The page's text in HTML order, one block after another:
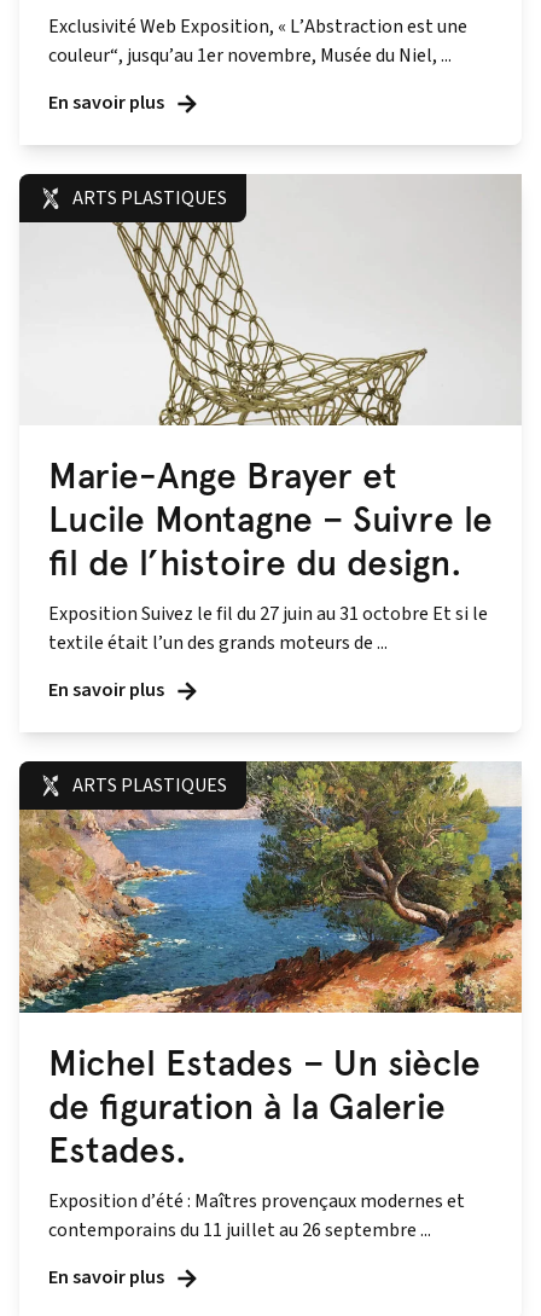
Exclusivité Web Exposition, « L’Abstraction est une
couleur“, jusqu’au 1er novembre, Musée du Niel, ...
En savoir plus
ARTS PLASTIQUES
Marie-Ange Brayer et
Lucile Montagne – Suivre le
fil de l’histoire du design.
Exposition Suivez le fil du 27 juin au 31 octobre Et si le
textile était l’un des grands moteurs de ...
En savoir plus
ARTS PLASTIQUES
Michel Estades – Un siècle
de figuration à la Galerie
Estades.
Exposition d’été : Maîtres provençaux modernes et
contemporains du 11 juillet au 26 septembre ...
En savoir plus